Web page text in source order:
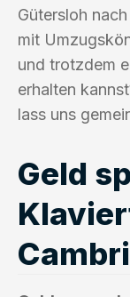
Gütersloh
mit
und trotzdem
erhalten
lass uns
Geld